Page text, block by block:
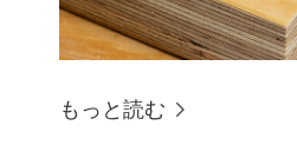
もっと読む 